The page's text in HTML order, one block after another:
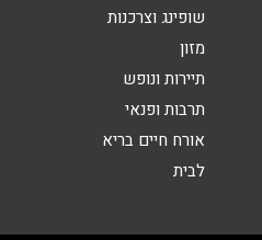
שופינג וצרכנות
מזון
תיירות ונופש
תרבות ופנאי
אורח חיים בריא
לבית